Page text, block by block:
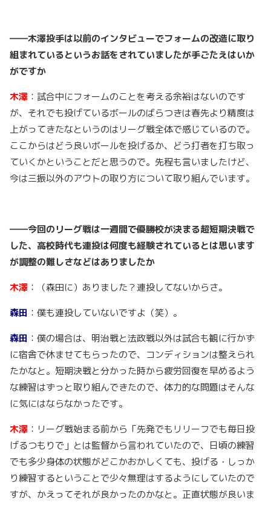
――木澤投手は以前のインタビューでフォームの改造に取り
組まれているというお話をされていましたが手ごたえはいか
がですか
木澤 ：試合中にフォームのことを考える余裕はないのです
が、それでも投げているボールのばらつきは春先より精度は
上がってきたなというのはリーグ戦全体で感じているので。
ここからはどう良いボールを投げるか、どう打者を打ち取っ
ていくかということだと思うので。先程も言いましたけど、
今は三振以外のアウトの取り方について取り組んでいます。
――今回のリーグ戦は一週間で優勝校が決まる超短期決戦で
した、高校時代も連投は何度も経験されているとは思います
が調整の難しさなどはありましたか
木澤 ：（森田に）ありました？連投してないからさ。
森田 ：僕も連投していないですよ（笑）。
森田 ：僕の場合は、明治戦と法政戦以外は試合も観に行かず
に宿舎で休ませてもらったので、コンディションは整えられ
たかなと。短期決戦と分かった時から疲労回復を早めるよう
な練習はずっと取り組んできたので、体力的な問題はそんな
に気にはならなかったです。
木澤 ：リーグ戦始まる前から「先発でもリリーフでも毎日投
げるつもりで」とは監督から言われていたので、日頃の練習
でも多少身体の状態がどこかおかしくても、投げる・しっか
り練習するということで少々無理はするようにしていたので
すが、かえってそれが良かったのかなと。正直状態が良いま